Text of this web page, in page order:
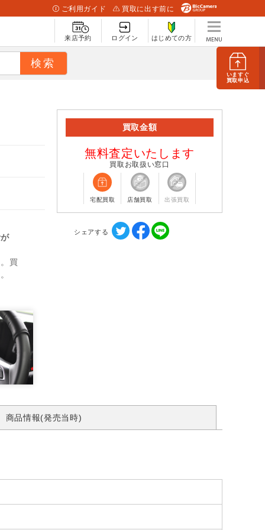
いますぐ
買取申込
ご利用ガイド 買取に出す前に
来店予約 ログイン はじめての方
買
買取金額
無料査定いたします
買取お取扱い窓口
宅配買取 店舗買取 出張買取
シェアする
商品情報(発売当時)